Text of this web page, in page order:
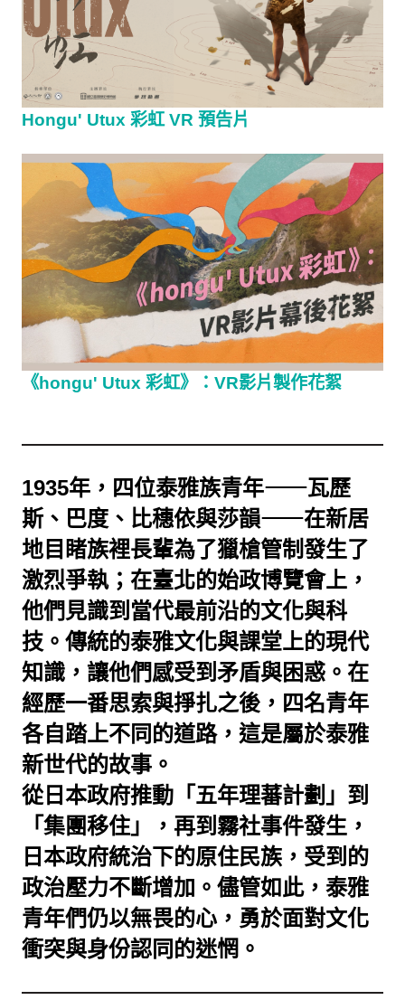
Hongu' Utux 彩虹 VR 預告片
《hongu' Utux 彩虹》：VR影片製作花絮
1935年，四位泰雅族青年⸺瓦歷
斯、巴度、比穗依與莎韻⸺在新居
地目睹族裡長輩為了獵槍管制發生了
激烈爭執；在臺北的始政博覽會上，
他們見識到當代最前沿的文化與科
技。傳統的泰雅文化與課堂上的現代
知識，讓他們感受到矛盾與困惑。在
經歷一番思索與掙扎之後，四名青年
各自踏上不同的道路，這是屬於泰雅
新世代的故事。
從日本政府推動「五年理蕃計劃」到
「集團移住」，再到霧社事件發生，
日本政府統治下的原住民族，受到的
政治壓力不斷增加。儘管如此，泰雅
青年們仍以無畏的心，勇於面對文化
衝突與身份認同的迷惘。